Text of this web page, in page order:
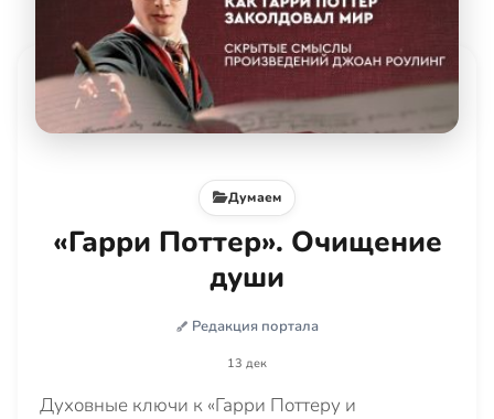
Думаем
«Гарри Поттер». Очищение
души
Редакция портала
13 дек
Духовные ключи к «Гарри Поттеру и